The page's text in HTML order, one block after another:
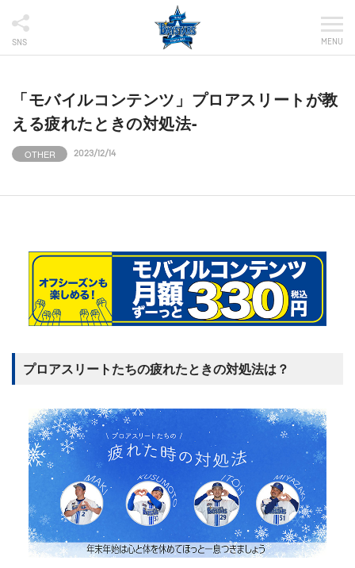
SNS MENU
「モバイルコンテンツ」プロアスリートが教
える疲れたときの対処法-
OTHER 2023/12/14
プロアスリートたちの疲れたときの対処法は？